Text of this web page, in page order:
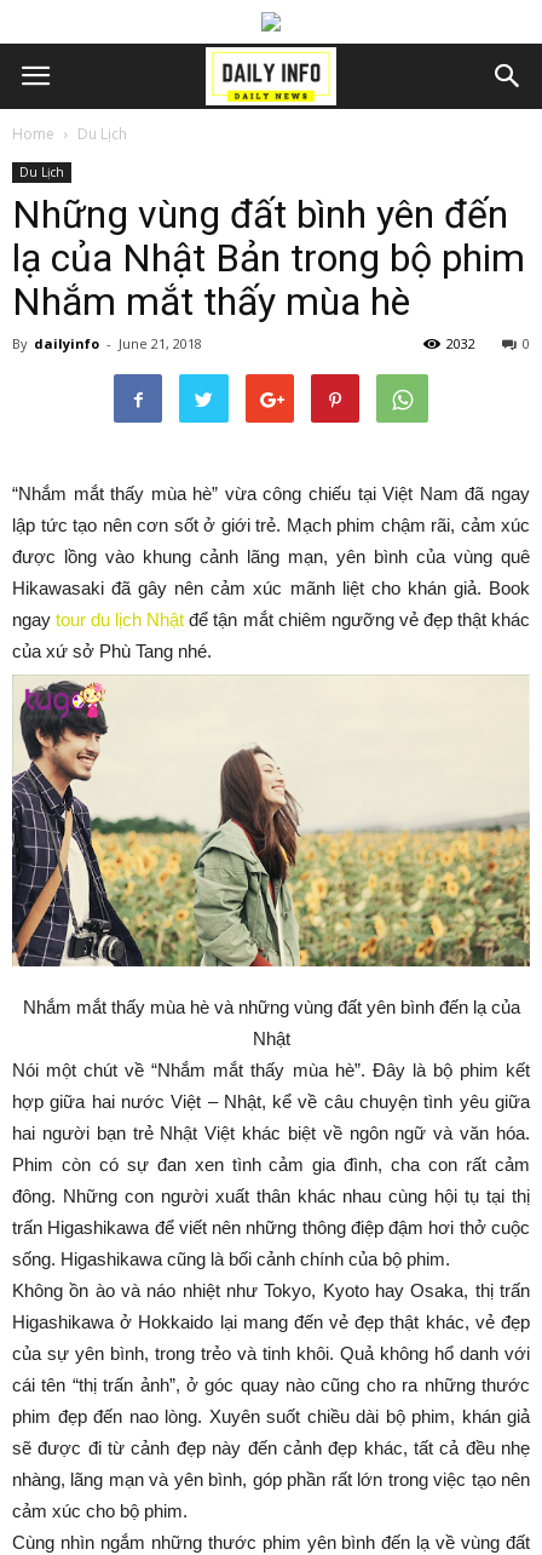
Home Du Lịch
Du Lịch
Những vùng đất bình yên đến
lạ của Nhật Bản trong bộ phim
Nhắm mắt thấy mùa hè
By dailyinfo - June 21, 2018 0
2032
“Nhắm mắt thấy mùa hè” vừa công chiếu tại Việt Nam đã ngay
lập tức tạo nên cơn sốt ở giới trẻ. Mạch phim chậm rãi, cảm xúc
được lồng vào khung cảnh lãng mạn, yên bình của vùng quê
Hikawasaki đã gây nên cảm xúc mãnh liệt cho khán giả. Book
ngaytour du lịch Nhật để tận mắt chiêm ngưỡng vẻ đẹp thật khác
của xứ sở Phù Tang nhé.
Nhắm mắt thấy mùa hè và những vùng đất yên bình đến lạ của
Nhật
Nói một chút về “Nhắm mắt thấy mùa hè”. Đây là bộ phim kết
hợp giữa hai nước Việt – Nhật, kể về câu chuyện tình yêu giữa
hai người bạn trẻ Nhật Việt khác biệt về ngôn ngữ và văn hóa.
Phim còn có sự đan xen tình cảm gia đình, cha con rất cảm
đông. Những con người xuất thân khác nhau cùng hội tụ tại thị
trấn Higashikawa để viết nên những thông điệp đậm hơi thở cuộc
sống. Higashikawa cũng là bối cảnh chính của bộ phim.
Không ồn ào và náo nhiệt như Tokyo, Kyoto hay Osaka, thị trấn
Higashikawa ở Hokkaido lại mang đến vẻ đẹp thật khác, vẻ đẹp
của sự yên bình, trong trẻo và tinh khôi. Quả không hổ danh với
cái tên “thị trấn ảnh”, ở góc quay nào cũng cho ra những thước
phim đẹp đến nao lòng. Xuyên suốt chiều dài bộ phim, khán giả
sẽ được đi từ cảnh đẹp này đến cảnh đẹp khác, tất cả đều nhẹ
nhàng, lãng mạn và yên bình, góp phần rất lớn trong việc tạo nên
cảm xúc cho bộ phim.
Cùng nhìn ngắm những thước phim yên bình đến lạ về vùng đất